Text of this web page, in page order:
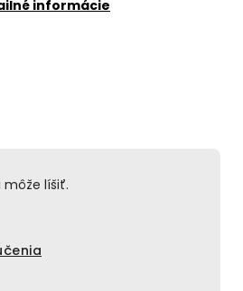
môže líšiť.
informácie